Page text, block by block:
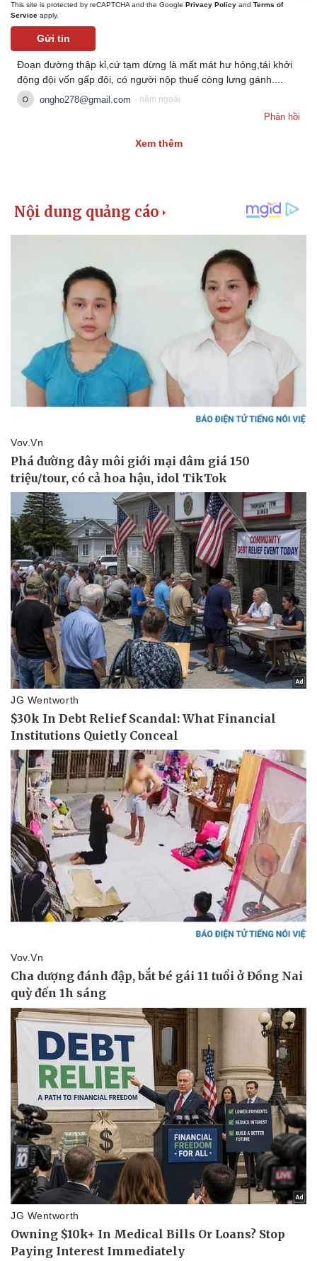
Doanh nghiệp
Thông tin doanh nghiệp
Doanh nghiệp 24h
Doanh nhân
Vì cộng đồng
Sành điệu
Tin Công nghệ
Chuyển đổi số
Sức khỏe
Dinh dưỡng - món ngon
Cây thuốc
Sản phụ khoa
Nhi khoa
Nam khoa
Làm đẹp - giảm cân
Phòng mạch online
Ăn sạch sống khỏe
Nhà đẹp
Blog
Tình yêu - Gia đình
This site is protected by reCAPTCHA and the Google Privacy Policy and Terms of
Service apply.
Gửi tin
Đoạn đường thập kỉ,cứ tạm dừng là mất mát hư hỏng,tái khởi
động đội vốn gấp đôi, có người nộp thuế còng lưng gánh....
ongho278@gmail.com - năm ngoái
Phản hồi
Xem thêm